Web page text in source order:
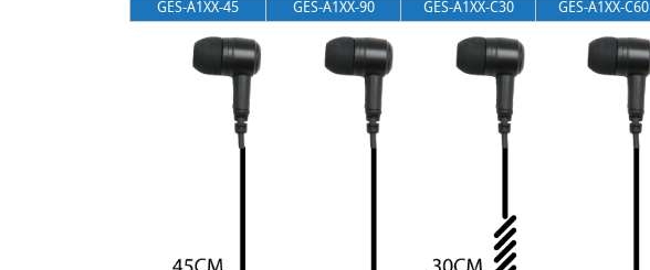
GES-A1XX-45 GES-A1XX-90 GES-A1XX-C30 GES-A1XX-C60